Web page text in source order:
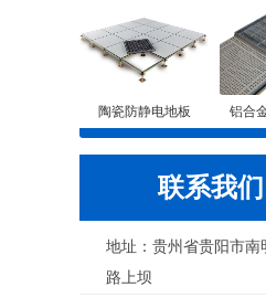
陶瓷防静电地板 铝合
联系我们
地址：贵州省贵阳市南
路上坝